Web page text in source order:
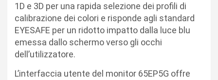
1D e 3D per una rapida selezione dei profili di
calibrazione dei colori e risponde agli standard
EYESAFE per un ridotto impatto dalla luce blu
emessa dallo schermo verso gli occhi
dell’utilizzatore.
L’interfaccia utente del monitor 65EP5G offre